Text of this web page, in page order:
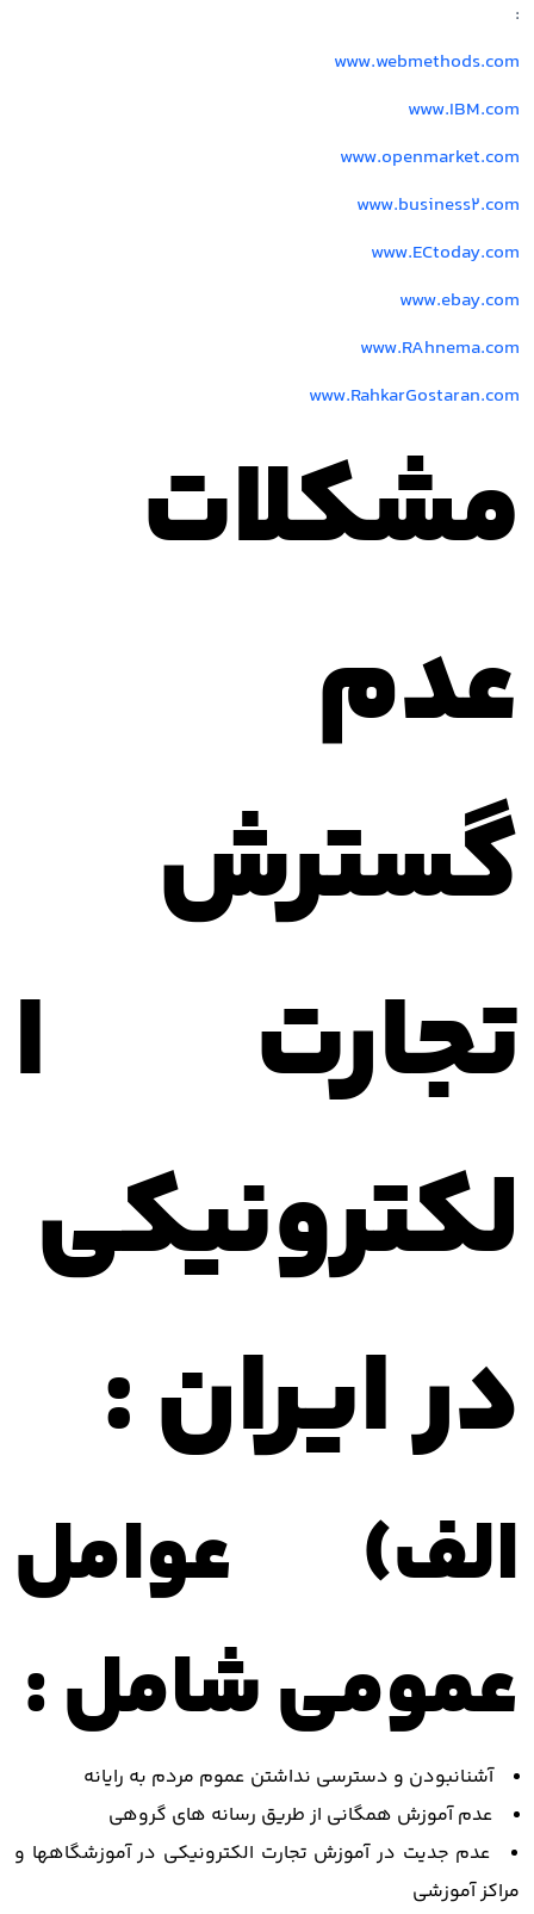
:
www.webmethods.com
www.IBM.com
www.openmarket.com
www.business2.com
www.ECtoday.com
www.ebay.com
www.RAhnema.com
www.RahkarGostaran.com
مشکلات
عدم
گسترش
تجارت ا
لکترونیکی
در ایران :
الف) عوامل
عمومی شامل :
آشنانبودن و دسترسی نداشتن عموم مردم به رایانه
عدم آموزش همگانی از طریق رسانه های گروهی
عدم جدیت در آموزش تجارت الکترونیکی در آموزشگاهها و
مراکز آموزشی